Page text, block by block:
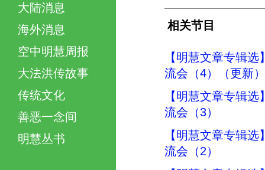
大陆消息
海外消息
空中明慧周报
大法洪传故事
传统文化
善恶一念间
明慧丛书
相关节目
【明慧文章专辑
流会（4）（更新）
【明慧文章专辑
流会（3）
【明慧文章专辑
流会（2）